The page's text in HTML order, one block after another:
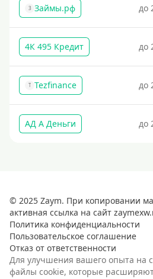
З Займы.рф до
4К 495 Кредит до
T Tezfinance до
АД А Деньги до
© 2025 Zaym. При копировании
активная ссылка на сайт
Политика конфиденциальности
Пользовательское соглашение
Отказ от ответственности
Для улучшения вашего опыта на
файлы cookie, которые